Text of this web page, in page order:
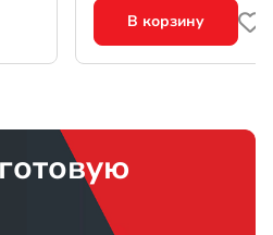
В корзину